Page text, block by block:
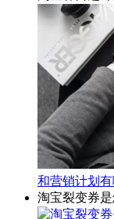
和营销计划
淘宝裂变券